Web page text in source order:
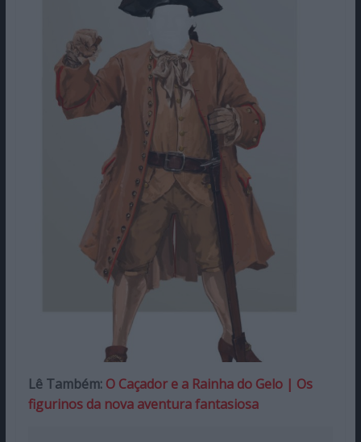
Lê Também: O Caçador e a Rainha do Gelo | Os
figurinos da nova aventura fantasiosa